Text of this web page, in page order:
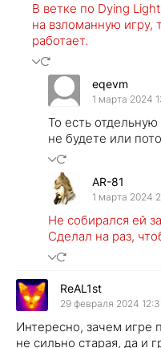
В ветке по Dying
на взломанную
работает.
eqevm
1 марта 2024
То есть
не будете или
AR-81
1 марта 2024
Не собирался ей
Сделал на раз,
ReAL1st
29 февраля 2024
Интересно, зачем игре
не сильно старая, да и